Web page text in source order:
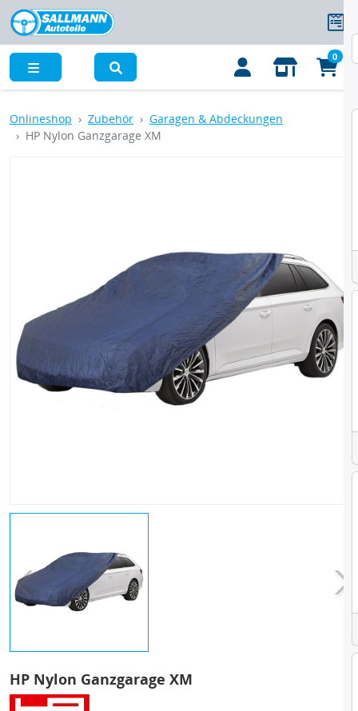
0
Onlineshop Zubehör
Garagen & Abdeckungen
HP Nylon Ganzgarage XM
HP Nylon Ganzgarage XM